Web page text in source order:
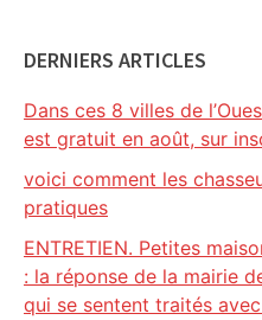
DERNIERS ARTICLES
Dans ces 8 villes de
est gratuit en août, sur
voici comment les
pratiques
ENTRETIEN. Petites
: la réponse de la mairie
qui se sentent traités